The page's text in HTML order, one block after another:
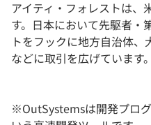
アイティ・フォレストは、
す。日本において先駆者・
トをフックに地方自治体
などに取引を広げています。
※OutSystemsは開発プロ